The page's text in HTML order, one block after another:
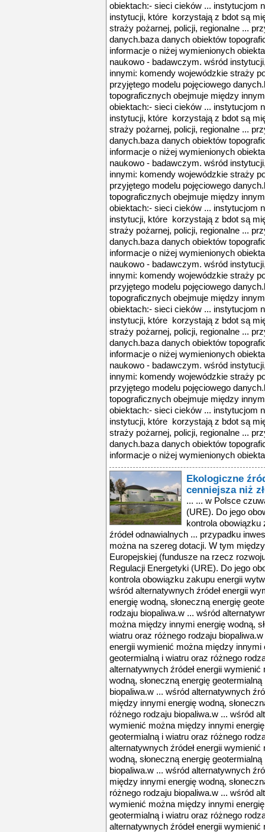
obiektach:- sieci cieków ... instytucjom
instytucji, które korzystają z bdot są
straży pożarnej, policji, regionalne ...
danych.baza danych obiektów
informacje o niżej wymienionych
naukowo - badawczym. wśród
innymi: komendy wojewódzkie straży
przyjętego modelu pojęciowego
topograficznych obejmuje między
obiektach:- sieci cieków ... instytucjom
instytucji, które korzystają z bdot są
straży pożarnej, policji, regionalne ...
danych.baza danych obiektów
informacje o niżej wymienionych
naukowo - badawczym. wśród
innymi: komendy wojewódzkie straży
przyjętego modelu pojęciowego
topograficznych obejmuje między
obiektach:- sieci cieków ... instytucjom
instytucji, które korzystają z bdot są
straży pożarnej, policji, regionalne ...
danych.baza danych obiektów
informacje o niżej wymienionych
naukowo - badawczym. wśród
innymi: komendy wojewódzkie straży
przyjętego modelu pojęciowego
topograficznych obejmuje między
obiektach:- sieci cieków ... instytucjom
instytucji, które korzystają z bdot są
straży pożarnej, policji, regionalne ...
danych.baza danych obiektów
informacje o niżej wymienionych
naukowo - badawczym. wśród
innymi: komendy wojewódzkie straży
przyjętego modelu pojęciowego
topograficznych obejmuje między
obiektach:- sieci cieków ... instytucjom
instytucji, które korzystają z bdot są
straży pożarnej, policji, regionalne ...
danych.baza danych obiektów
informacje o niżej wymienionych
Ekologiczne
cenniejsza niż
... ... w Polsce
(URE). Do jego
kontrola obowiązku
źródeł odnawialnych ... przypadku
można na szereg dotacji. W tym
Europejskiej (fundusze na rzecz
Regulacji Energetyki (URE). Do jego
kontrola obowiązku zakupu energii
wśród alternatywnych źródeł energii
energię wodną, słoneczną energię
rodzaju biopaliwa.w ... wśród
można między innymi energię wodną,
wiatru oraz różnego rodzaju
energii wymienić można między innymi
geotermialną i wiatru oraz różnego
alternatywnych źródeł energii
wodną, słoneczną energię
biopaliwa.w ... wśród alternatywnych
między innymi energię wodną,
różnego rodzaju biopaliwa.w ... wśród
wymienić można między innymi
geotermialną i wiatru oraz różnego
alternatywnych źródeł energii
wodną, słoneczną energię
biopaliwa.w ... wśród alternatywnych
między innymi energię wodną,
różnego rodzaju biopaliwa.w ... wśród
wymienić można między innymi
geotermialną i wiatru oraz różnego
alternatywnych źródeł energii